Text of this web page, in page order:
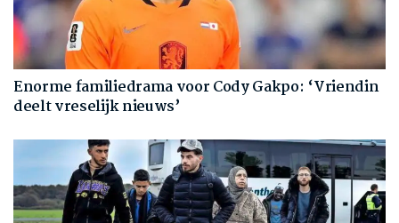
Enorme familiedrama voor Cody Gakpo: ‘Vriendin
deelt vreselijk nieuws’